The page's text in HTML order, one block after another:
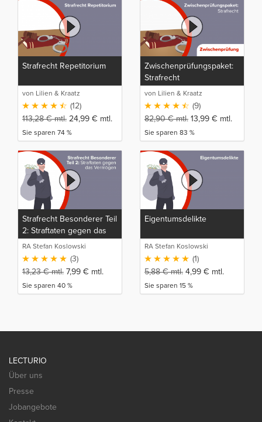
Strafrecht Repetitorium
von Lilien & Kraatz
(12)
113,28€mtl. 24,99 € mtl.
Sie sparen 74 %
Zwischenprüfungspaket:
Strafrecht
von Lilien & Kraatz
(9)
82,90€mtl. 13,99 € mtl.
Sie sparen 83 %
Strafrecht Besonderer Teil
2: Straftaten gegen das
Vermögen
RA Stefan Koslowski
(3)
13,23€mtl. 7,99 € mtl.
Sie sparen 40 %
Eigentumsdelikte
RA Stefan Koslowski
(1)
5,88€mtl. 4,99 € mtl.
Sie sparen 15 %
LECTURIO
Über uns
Presse
Jobangebote